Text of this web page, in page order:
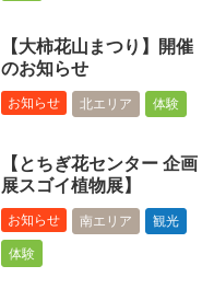
【大柿花山まつり】開催
のお知らせ
お知らせ 北エリア 体験
【とちぎ花センター 企画
展スゴイ植物展】
お知らせ 南エリア 観光
体験